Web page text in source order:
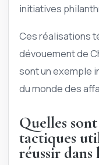
initiatives
Ces réalisations
dévouement de
sont un exemple
du monde des
Quelles
tactiques
réussir dans